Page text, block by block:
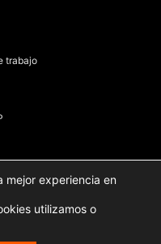
trabajo
mejor experiencia en
utilizamos o